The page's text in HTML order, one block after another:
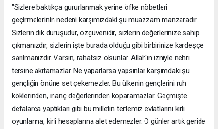
"Sizlere baktıkça gururlanmak yerine öfke nöbetleri
geçirmelerinin nedeni karşımızdaki şu muazzam manzaradır.
Sizlerin dik duruşudur, özgüvenidir, sizlerin değerlerinize sahip
çıkmanızdır, sizlerin işte burada olduğu gibi birbirinize kardeşçe
sarılmanızdır. Varsın, rahatsız olsunlar. Allah'ın izniyle nehri
tersine akıtamazlar. Ne yaparlarsa yapsınlar karşımdaki şu
gençliğin önüne set çekemezler. Bu ülkenin gençlerini ruh
köklerinden, inanç değerlerinden koparamazlar. Geçmişte
defalarca yaptıkları gibi bu milletin tertemiz evlatlarını kirli
oyunlarına, kirli hesaplarına alet edemezler. O günler artık geride